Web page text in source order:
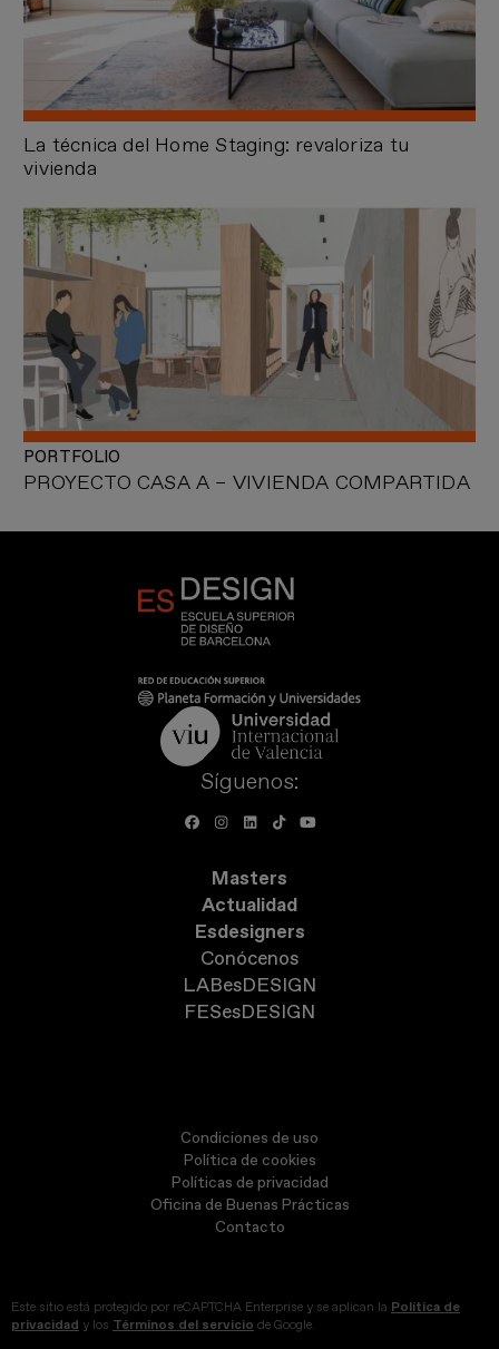
La técnica del Home Staging: revaloriza tu
vivienda
PROYECTO CASA A – VIVIENDA COMPARTIDA
PORTFOLIO
Síguenos:
Masters
Actualidad
Esdesigners
Conócenos
LABesDESIGN
FESesDESIGN
Condiciones de uso
Política de cookies
Políticas de privacidad
Oficina de Buenas Prácticas
Contacto
Este sitio está protegido por reCAPTCHA Enterprise y se aplican la Política de
privacidad y los Términos del servicio de Google.